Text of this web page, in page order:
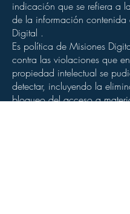
indicación que se refiera a
de la información contenida
Digital .
Es política de Misiones
contra las violaciones que
propiedad intelectual se
detectar, incluyendo la
bloqueo del acceso a